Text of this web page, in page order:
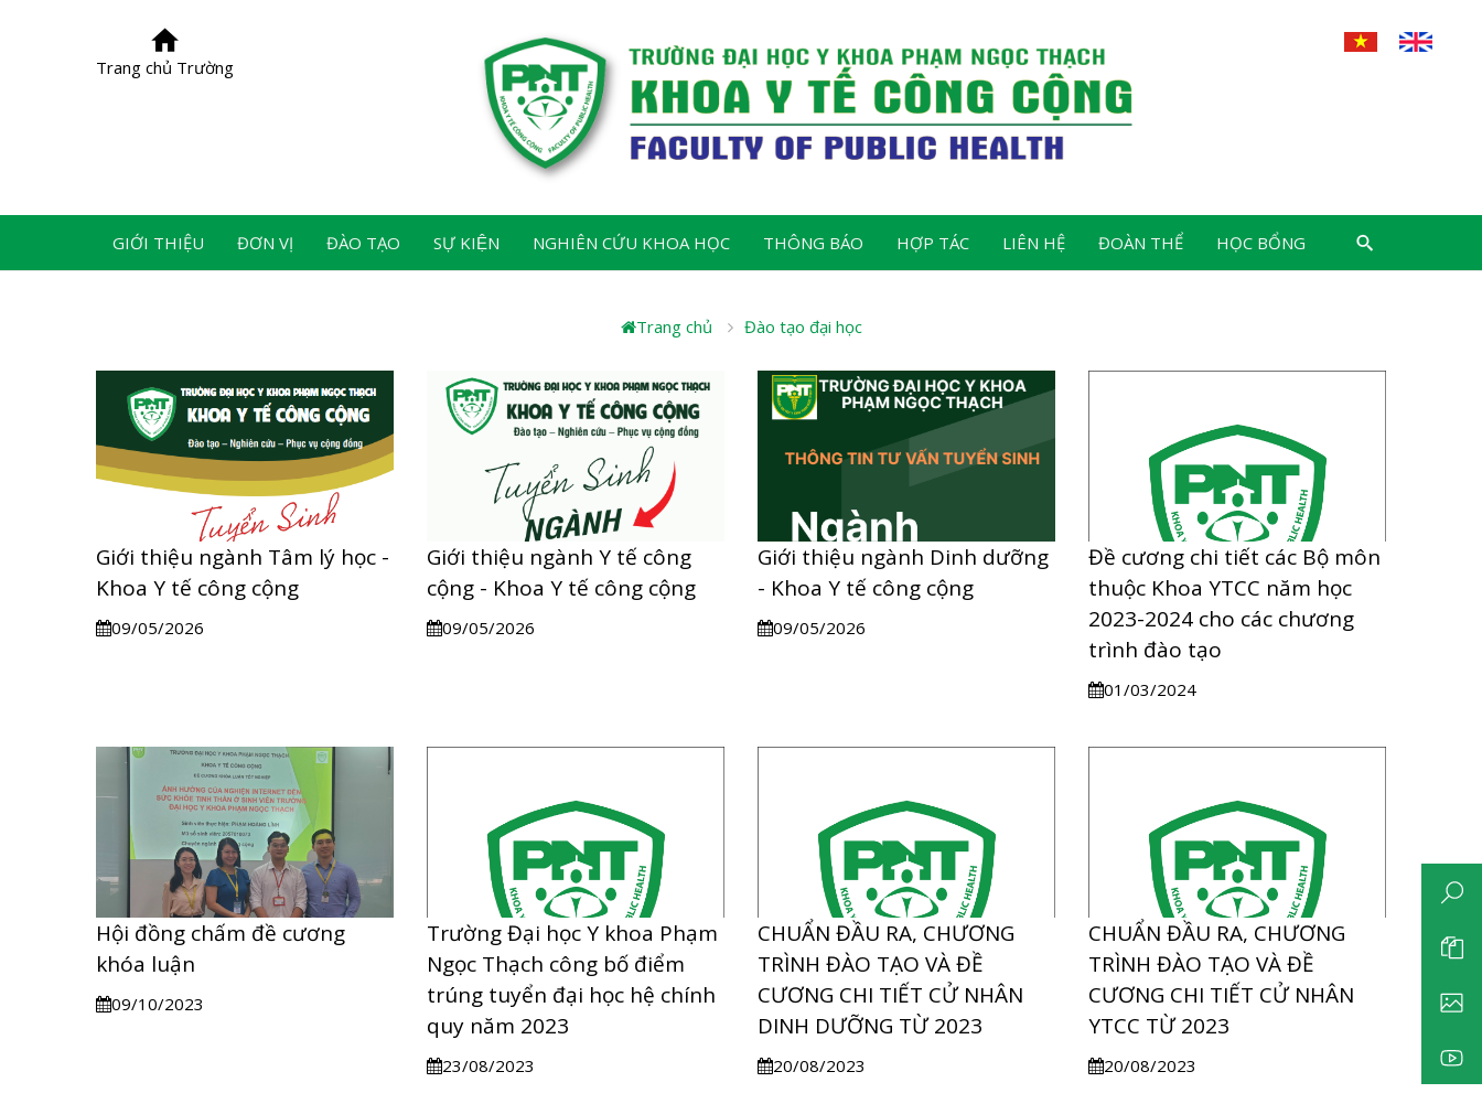
Trang chủ Trường
GIỚI THIỆU ĐƠN VỊ ĐÀO TẠO SỰ KIỆN NGHIÊN CỨU KHOA HỌC THÔNG BÁO HỢP TÁC LIÊN HỆ ĐOÀN THỂ HỌC BỔNG
Trang chủ Đào tạo đại học
Giới thiệu ngành Tâm lý học -
Khoa Y tế công cộng
09/05/2026
Giới thiệu ngành Y tế công
cộng - Khoa Y tế công cộng
09/05/2026
Giới thiệu ngành Dinh dưỡng
- Khoa Y tế công cộng
09/05/2026
Đề cương chi tiết các Bộ môn
thuộc Khoa YTCC năm học
2023-2024 cho các chương
trình đào tạo
01/03/2024
Hội đồng chấm đề cương
khóa luận
09/10/2023
Trường Đại học Y khoa Phạm
Ngọc Thạch công bố điểm
trúng tuyển đại học hệ chính
quy năm 2023
23/08/2023
CHUẨN ĐẦU RA, CHƯƠNG
TRÌNH ĐÀO TẠO VÀ ĐỀ
CƯƠNG CHI TIẾT CỬ NHÂN
DINH DƯỠNG TỪ 2023
20/08/2023
CHUẨN ĐẦU RA, CHƯƠNG
TRÌNH ĐÀO TẠO VÀ ĐỀ
CƯƠNG CHI TIẾT CỬ NHÂN
YTCC TỪ 2023
20/08/2023